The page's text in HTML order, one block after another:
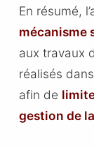
En résumé,
mécanisme
aux travaux
réalisés
afin de
gestion de